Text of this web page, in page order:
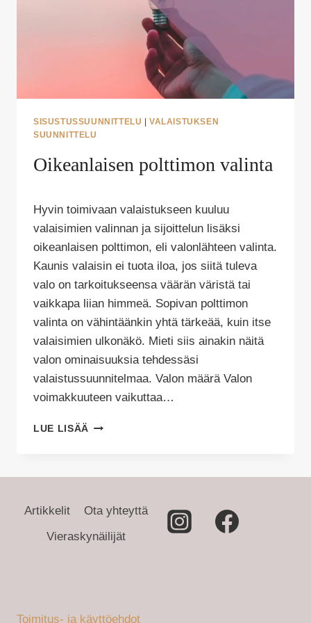
SISUSTUSSUUNNITTELU |VALAISTUKSEN
SUUNNITTELU
Oikeanlaisen polttimon valinta
Puoliksi
Tehty
Hyvin toimivaan valaistukseen kuuluu
valaisimien valinnan ja sijoittelun lisäksi
oikeanlaisen polttimon, eli valonlähteen valinta.
Kaunis valaisin ei tuota iloa, jos siitä tuleva
valo on tarkoitukseensa väärän väristä tai
vaikkapa liian himmeä. Sopivan polttimon
valinta on vähintäänkin yhtä tärkeää, kuin itse
valaisimien ulkonäkö. Mieti siis ainakin näitä
valon ominaisuuksia tehdessäsi
valaistussuunnitelmaa. Valon määrä Valon
voimakkuuteen vaikuttaa…
LUE LISÄÄ OIKEANLAISEN
Artikkelit
Ota yhteyttä
Vieraskynäilijät
Toimitus- ja käyttöehdot